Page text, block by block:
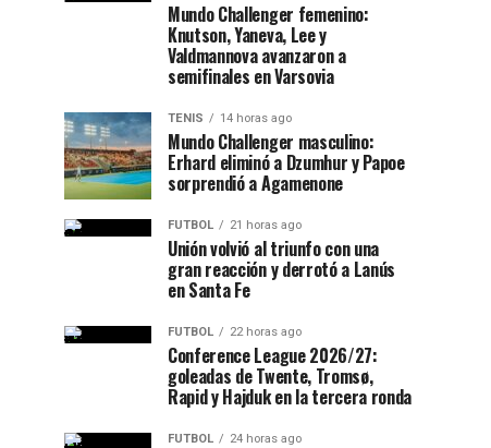
Mundo Challenger femenino:
Knutson, Yaneva, Lee y
Valdmannova avanzaron a
semifinales en Varsovia
TENIS 14 horas ago
Mundo Challenger masculino:
Erhard eliminó a Dzumhur y Papoe
sorprendió a Agamenone
FUTBOL 21 horas ago
Unión volvió al triunfo con una
gran reacción y derrotó a Lanús
en Santa Fe
FUTBOL 22 horas ago
Conference League 2026/27:
goleadas de Twente, Tromsø,
Rapid y Hajduk en la tercera ronda
FUTBOL 24 horas ago